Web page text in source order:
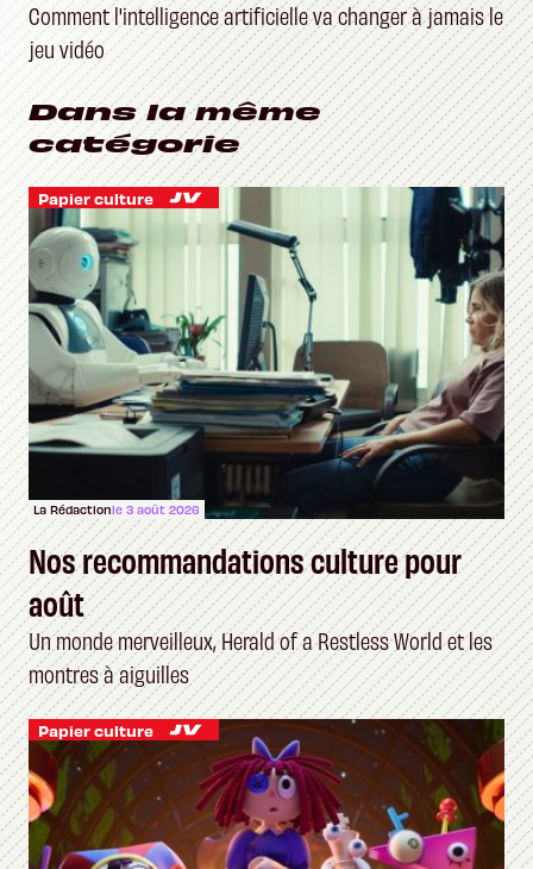
Comment l'intelligence artificielle va changer à jamais le
jeu vidéo
Dans la même
catégorie
Papier culture
La Rédactionle 3 août 2026
Nos recommandations culture pour
août
Un monde merveilleux, Herald of a Restless World et les
montres à aiguilles
Papier culture